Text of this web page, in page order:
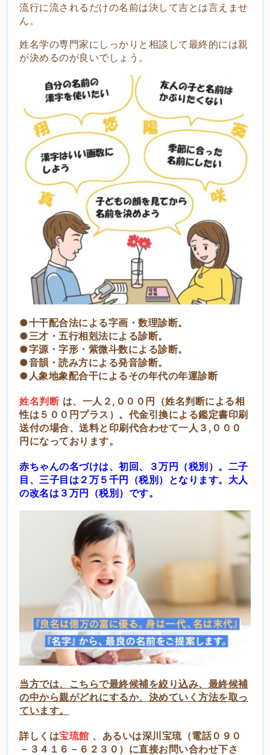
流行に流されるだけの名前は決して吉とは言えませ
ん。
姓名学の専門家にしっかりと相談して最終的には親
が決めるのが良いでしょう。
●十干配合法による字画・数理診断。
●三才・五行相剋法による診断。
●字源・字形・紫微斗数による診断。
●音韻・読み方による発音診断。
●人象地象配合干によるその年代の年運診断
姓名判断 は、一人２,０００円（姓名判断による相
性は５００円プラス）。代金引換による鑑定書印刷
送付の場合、送料と印刷代合わせて一人３,０００
円になっております。
赤ちゃんの名づけは、初回、３万円（税別）。二子
目、三子目は２万５千円（税別）となります。大人
の改名は３万円（税別）です。
当方では、こちらで最終候補を絞り込み、最終候補
の中から親がどれにするか、決めていく方法を取っ
ています。
詳しくは宝琉館 、あるいは深川宝琉（電話０９０
－３４１６－６２３０）に直接お問い合わせ下さ